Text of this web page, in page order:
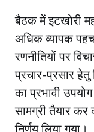
बैठक में इटखोरी
अधिक व्यापक
रणनीतियों पर
प्रचार-प्रसार हेतु
का प्रभावी
सामग्री तैयार